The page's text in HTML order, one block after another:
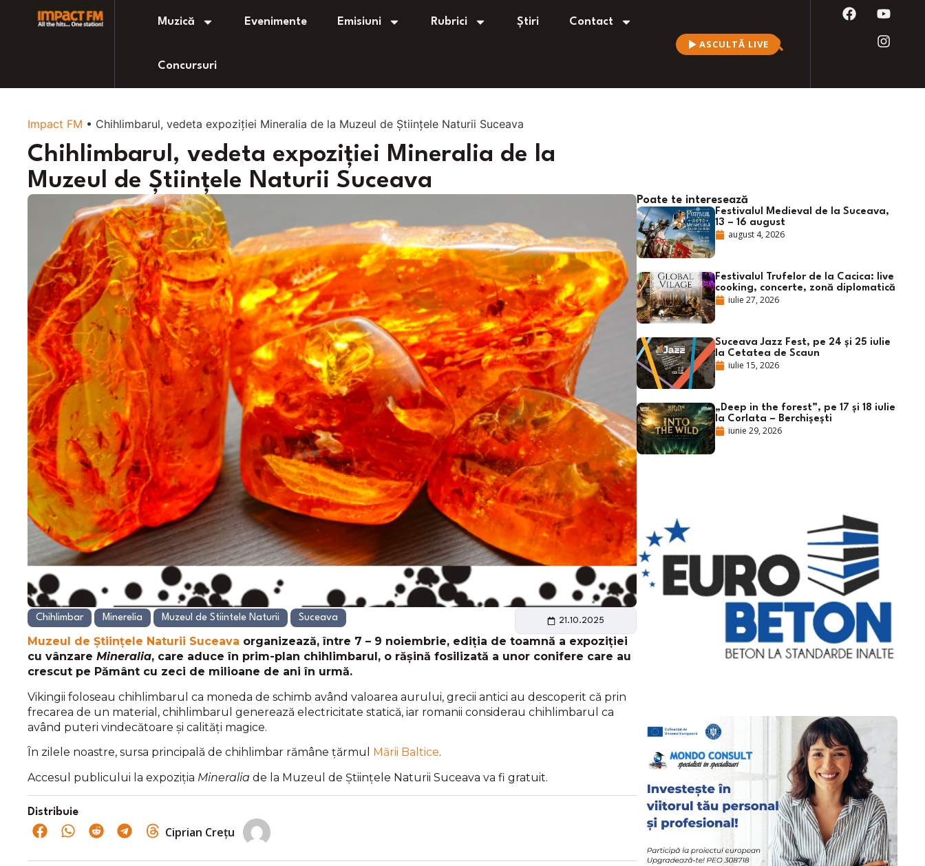
Muzică Evenimente Emisiuni Rubrici Știri Contact
Concursuri
ASCULTĂ LIVE
Impact FM • Chihlimbarul, vedeta expoziției Mineralia de la Muzeul de Științele Naturii Suceava
Chihlimbarul, vedeta expoziției Mineralia de la
Muzeul de Științele Naturii Suceava
Chihlimbar Minerelia Muzeul de Stiintele Naturii Suceava 21.10.2025
Muzeul de Științele Naturii Suceava organizează, între 7 – 9 noiembrie, ediția de toamnă a expoziției
cu vânzare Mineralia, care aduce în prim-plan chihlimbarul, o rășină fosilizată a unor conifere care au
crescut pe Pământ cu zeci de milioane de ani în urmă.
Vikingii foloseau chihlimbarul ca moneda de schimb având valoarea aurului, grecii antici au descoperit că prin
frecarea de un material, chihlimbarul generează electricitate statică, iar romanii considerau chihlimbarul ca
având puteri vindecătoare și calități magice.
Ȋn zilele noastre, sursa principală de chihlimbar rămâne țărmul
Mării Baltice.
Accesul publicului la expoziția Mineralia de la Muzeul de Științele Naturii Suceava va fi gratuit.
Distribuie
Ciprian Crețu
Poate te interesează
Festivalul Medieval de la Suceava,
13 – 16 august
august 4, 2026
Festivalul Trufelor de la Cacica: live
cooking, concerte, zonă diplomatică
iulie 27, 2026
Suceava Jazz Fest, pe 24 și 25 iulie
la Cetatea de Scaun
iulie 15, 2026
„Deep in the forest”, pe 17 și 18 iulie
la Corlata – Berchișești
iunie 29, 2026